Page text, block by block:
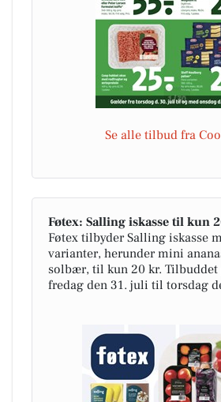
Se alle tilbud fra
Føtex: Salling iskasse til kun
Føtex tilbyder Salling iskasse
varianter, herunder mini
solbær, til kun 20 kr.
fredag den 31. juli til torsdag